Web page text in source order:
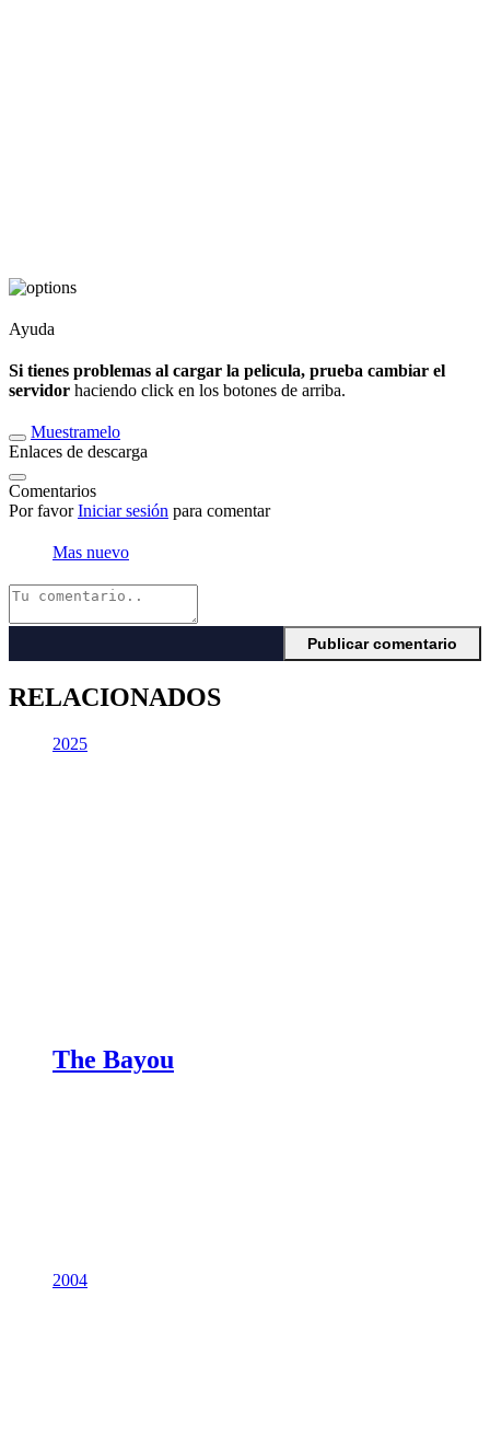
Ayuda
Si tienes problemas al cargar la pelicula, prueba cambiar el
servidor haciendo click en los botones de arriba.
Muestramelo
Enlaces de descarga
Comentarios
Por favorIniciar sesión para comentar
Mas nuevo
RELACIONADOS
2025
The Bayou
2004